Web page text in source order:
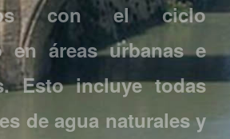
con el ciclo
en áreas urbanas e
Esto incluye todas
de agua naturales y